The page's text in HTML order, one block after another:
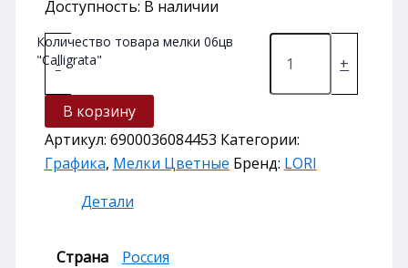
Доступность: В наличии
-
Количество товара мелки 06цв
"Calligrata"
+
В корзину
Артикул: 6900036084453 Категории:
Графика, Мелки Цветные Бренд: LORI
Детали
Страна Россия